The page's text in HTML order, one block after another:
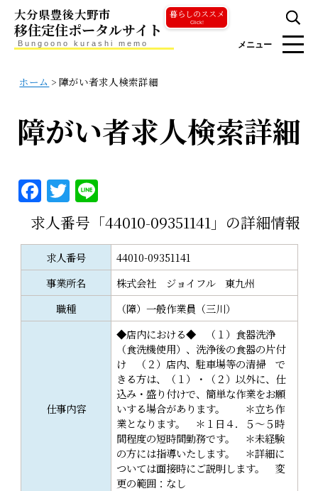
大分県豊後大野市
移住定住ポータルサイト
Bungoono kurashi memo
暮らしのススメ
Click!
メニュー
ホーム > 障がい者求人検索詳細
障がい者求人検索詳細
F
a
c
e
b
o
o
T
w
it
te
r
n
e
求人番号「44010-09351141」の詳細情報
求人番号
44010-09351141
事業所名
株式会社 ジョイフル 東九州
職種
（障）一般作業員（三川）
仕事内容
◆店内における◆ （１）食器洗浄
（食洗機使用）、洗浄後の食器の片付
け （２）店内、駐車場等の清掃 で
きる方は、（１）・（２）以外に、仕
込み・盛り付けで、簡単な作業をお願
いする場合があります。 ＊立ち作
業となります。 ＊１日４．５～５時
間程度の短時間勤務です。 ＊未経験
の方には指導いたします。 ＊詳細に
ついては面接時にご説明します。 変
更の範囲：なし